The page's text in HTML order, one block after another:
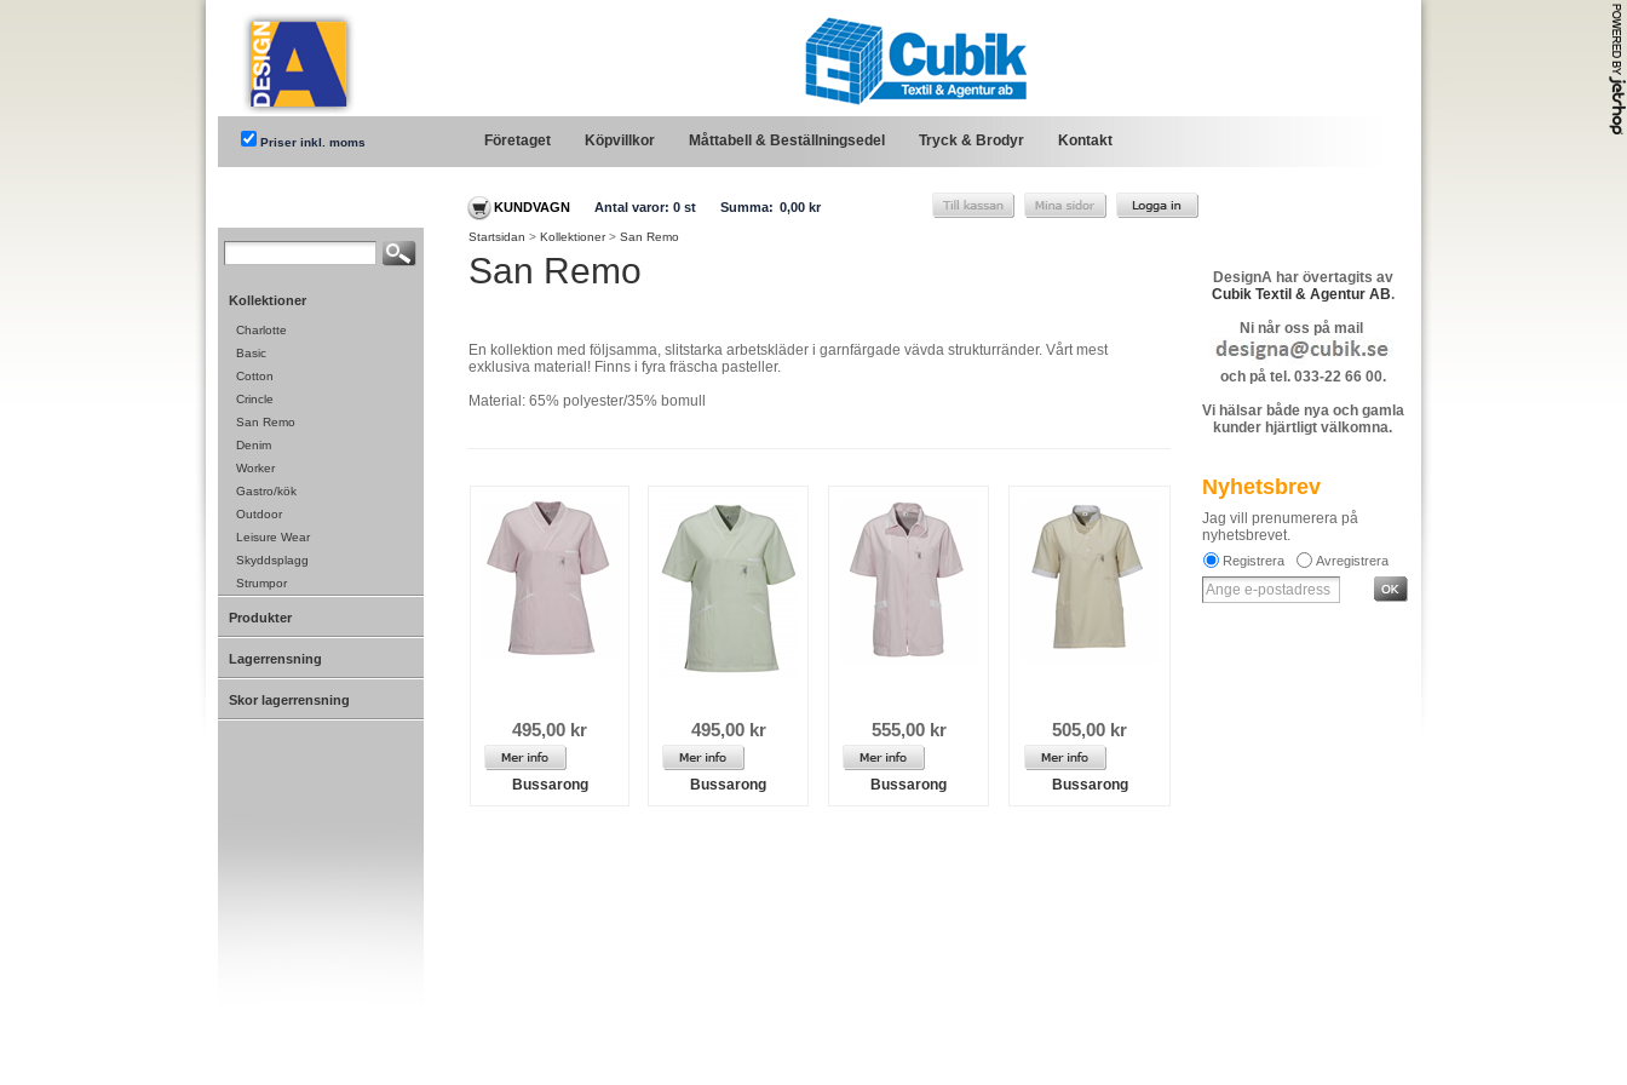
KUNDVAGN Antal varor: 0 st Summa: 0,00 kr
Priser inkl. moms Företaget Köpvillkor Måttabell & Beställningsedel Tryck & Brodyr Kontakt
Kollektioner
Charlotte
Basic
Cotton
Crincle
San Remo
Denim
Worker
Gastro/kök
Outdoor
Leisure Wear
Skyddsplagg
Strumpor
Produkter
Lagerrensning
Skor lagerrensning
Startsidan > Kollektioner> San Remo
San Remo
En kollektion med följsamma, slitstarka arbetskläder i garnfärgade vävda strukturränder. Vårt mest
exklusiva material! Finns i fyra fräscha pasteller.
Material: 65% polyester/35% bomull
495,00 kr
Bussarong
495,00 kr
Bussarong
555,00 kr
Bussarong
505,00 kr
Bussarong
DesignA har övertagits av
Cubik Textil & Agentur AB.
Ni når oss på mail
och på tel. 033-22 66 00.
Vi hälsar både nya och gamla
kunder hjärtligt välkomna.
Nyhetsbrev
Jag vill prenumerera på
nyhetsbrevet.
Registrera Avregistrera